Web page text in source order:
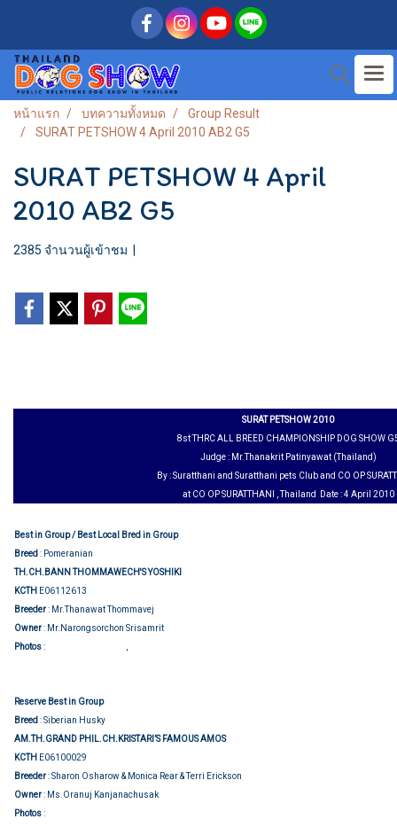
หน้าแรก บทความทั้งหมด
Group Result
SURAT PETSHOW 4 April 2010 AB2 G5
SURAT PETSHOW 4 April
2010 AB2 G5
2385 จำนวนผู้เข้าชม
SURAT PETSHOW 2010
8st THRC ALL BREED CHAMPIONSHIP DOG SHOW
Judge : Mr.Thanakrit Patinyawat (Thailand)
By : Suratthani and Suratthani pets Club and CO OP
at CO OP SURATTHANI , Thailand Date : 4 April 2010
Best in Group / Best Local Bred in Group
Breed : Pomeranian
TH.CH.BANN THOMMAWECH'S YOSHIKI
KCTH E06112613
Breeder: Mr.Thanawat Thommavej
Owner: Mr.Narongsorchon Srisamrit
Photos:
Reserve Best in Group
Breed : Siberian Husky
AM.TH.GRAND PHIL.CH.KRISTARI’S FAMOUS AMOS
KCTH E06100029
Breeder: Sharon Osharow & Monica Rear & Terri Erickson
Owner: Ms.Oranuj Kanjanachusak
Photos: